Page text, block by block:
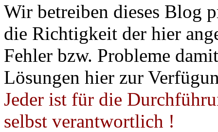
Wir betreiben dieses Blog
die Richtigkeit der hier
Fehler bzw. Probleme
Lösungen hier zur
Jeder ist für die
selbst verantwortlich !